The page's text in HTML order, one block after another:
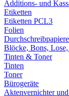
Additions- und
Etiketten
Etiketten PCL3
Folien
Durchschreibpapiere
Blöcke, Bons,
Tinten & Toner
Tinten
Toner
Bürogeräte
Aktenvernichter